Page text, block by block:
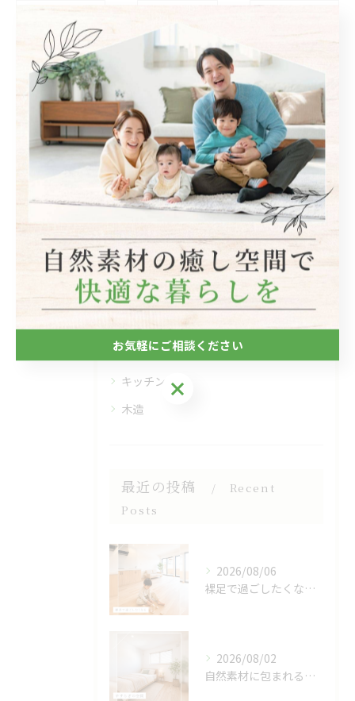
< 前のページ
関連タグ
#リフォーム #リノベーション
Categories
全てのカテゴリー
自然素材
フローリング
断熱
キッチン
木造
最近の投稿
Recent
Posts
2026/08/06
裸足で過ごしたくなる、木のぬくもりを感じる床🌿
2026/08/02
自然素材に包まれる、心地よい寝室🌿
お気軽にご相談ください
お気軽にご相談ください